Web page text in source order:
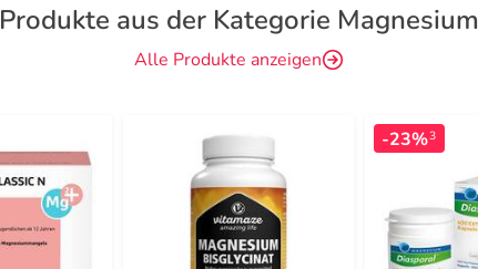
Produkte aus der Kategorie Magnesium
Alle Produkte anzeigen
-23%3